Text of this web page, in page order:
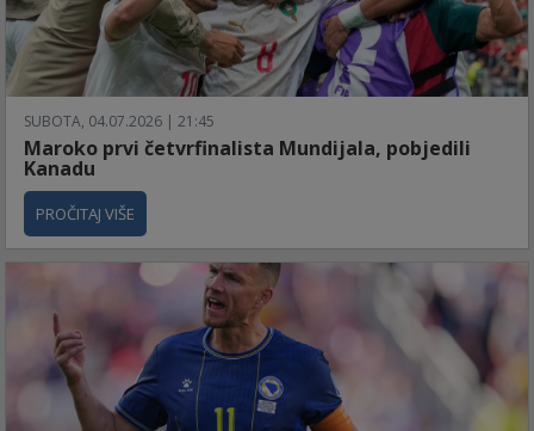
SUBOTA, 04.07.2026 | 21:45
Maroko prvi četvrfinalista Mundijala, pobjedili
Kanadu
PROČITAJ VIŠE